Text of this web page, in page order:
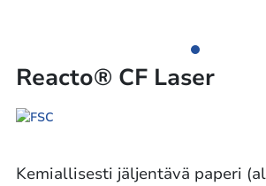
Reacto® CF Laser
Kemiallisesti jäljentävä paperi